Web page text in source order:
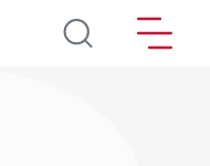
contenu principal